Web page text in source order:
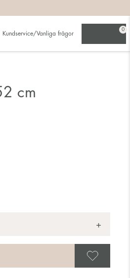
Kundservice/Vanliga frågor
0
cm
+